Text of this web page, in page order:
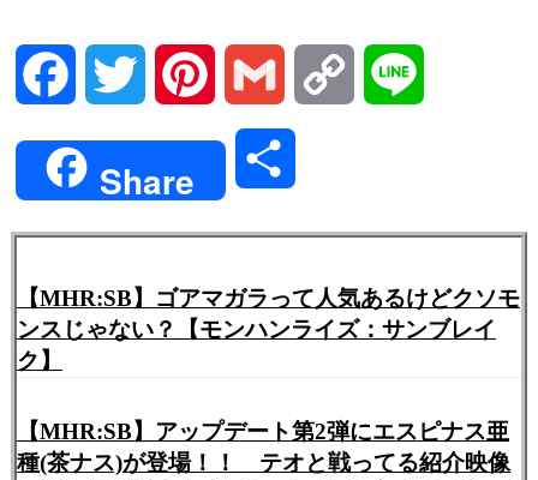
Facebook Twitter Pinterest Gmail Copy
Share
【MHR:SB】ゴアマガラって人気あるけどクソモ
ンスじゃない？【モンハンライズ：サンブレイ
ク】
【MHR:SB】アップデート第2弾にエスピナス亜
種(茶ナス)が登場！！ テオと戦ってる紹介映像